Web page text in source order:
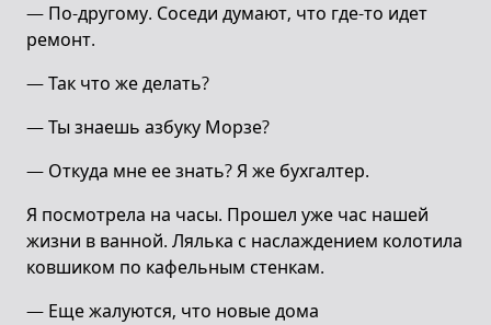
— По-другому. Соседи думают, что где-то идет
ремонт.
— Так что же делать?
— Ты знаешь азбуку Морзе?
— Откуда мне ее знать? Я же бухгалтер.
Я посмотрела на часы. Прошел уже час нашей
жизни в ванной. Лялька с наслаждением колотила
ковшиком по кафельным стенкам.
— Еще жалуются, что новые дома